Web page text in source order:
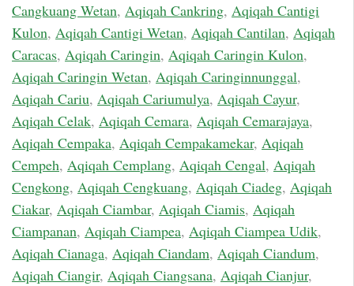
Cangkuang Wetan, Aqiqah Cankring, Aqiqah Cantigi
Kulon, Aqiqah Cantigi Wetan, Aqiqah Cantilan, Aqiqah
Caracas, Aqiqah Caringin, Aqiqah Caringin Kulon,
Aqiqah Caringin Wetan, Aqiqah Caringinnunggal,
Aqiqah Cariu, Aqiqah Cariumulya, Aqiqah Cayur,
Aqiqah Celak, Aqiqah Cemara, Aqiqah Cemarajaya,
Aqiqah Cempaka, Aqiqah Cempakamekar, Aqiqah
Cempeh, Aqiqah Cemplang, Aqiqah Cengal, Aqiqah
Cengkong, Aqiqah Cengkuang, Aqiqah Ciadeg, Aqiqah
Ciakar, Aqiqah Ciambar, Aqiqah Ciamis, Aqiqah
Ciampanan, Aqiqah Ciampea, Aqiqah Ciampea Udik,
Aqiqah Cianaga, Aqiqah Ciandam, Aqiqah Ciandum,
Aqiqah Ciangir, Aqiqah Ciangsana, Aqiqah Cianjur,